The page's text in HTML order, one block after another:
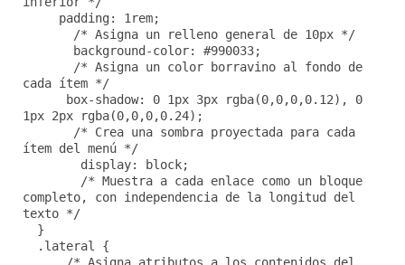
padding: 1rem;
/* Asigna un relleno general de 10px */
background-color: #990033;
/* Asigna un color borravino al fondo de
cada ítem */
box-shadow: 0 1px 3px rgba(0,0,0,0.12), 0
1px 2px rgba(0,0,0,0.24);
/* Crea una sombra proyectada para cada
ítem del menú */
display: block;
/* Muestra a cada enlace como un bloque
completo, con independencia de la longitud del
texto */
}
.lateral {